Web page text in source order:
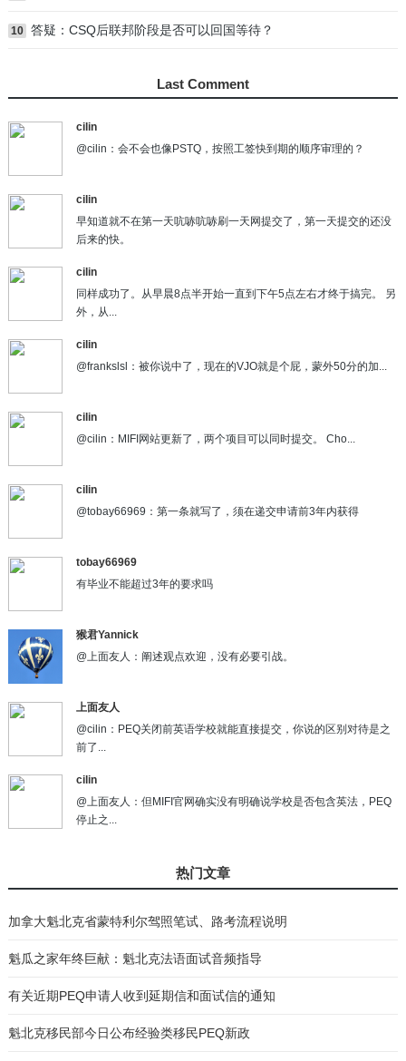
10 答疑：CSQ后联邦阶段是否可以回国等待？
Last Comment
cilin
@cilin：会不会也像PSTQ，按照工签快到期的顺序审理的？
cilin
早知道就不在第一天吭哧吭哧刷一天网提交了，第一天提交的还没
后来的快。
cilin
同样成功了。从早晨8点半开始一直到下午5点左右才终于搞完。 另
外，从...
cilin
@frankslsl：被你说中了，现在的VJO就是个屁，蒙外50分的加...
cilin
@cilin：MIFI网站更新了，两个项目可以同时提交。 Cho...
cilin
@tobay66969：第一条就写了，须在递交申请前3年内获得
tobay66969
有毕业不能超过3年的要求吗
猴君Yannick
@上面友人：阐述观点欢迎，没有必要引战。
上面友人
@cilin：PEQ关闭前英语学校就能直接提交，你说的区别对待是之
前了...
cilin
@上面友人：但MIFI官网确实没有明确说学校是否包含英法，PEQ
停止之...
热门文章
加拿大魁北克省蒙特利尔驾照笔试、路考流程说明
魁瓜之家年终巨献：魁北克法语面试音频指导
有关近期PEQ申请人收到延期信和面试信的通知
魁北克移民部今日公布经验类移民PEQ新政